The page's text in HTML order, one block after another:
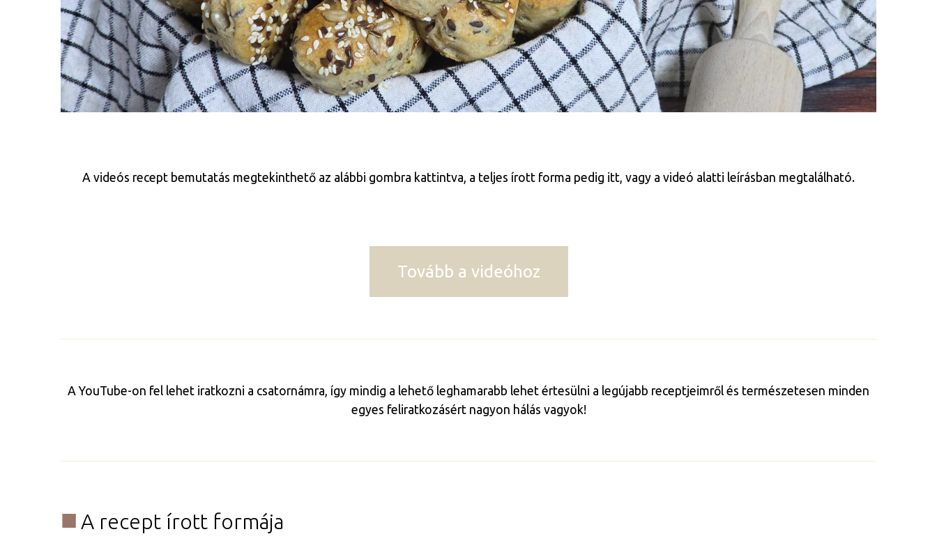
A videós recept bemutatás megtekinthető az alábbi gombra kattintva, a teljes írott forma pedig itt, vagy a videó alatti leírásban megtalálható.
Tovább a videóhoz
A YouTube-on fel lehet iratkozni a csatornámra, így mindig a lehető leghamarabb lehet értesülni a legújabb receptjeimről és természetesen minden
egyes feliratkozásért nagyon hálás vagyok!
A recept írott formája